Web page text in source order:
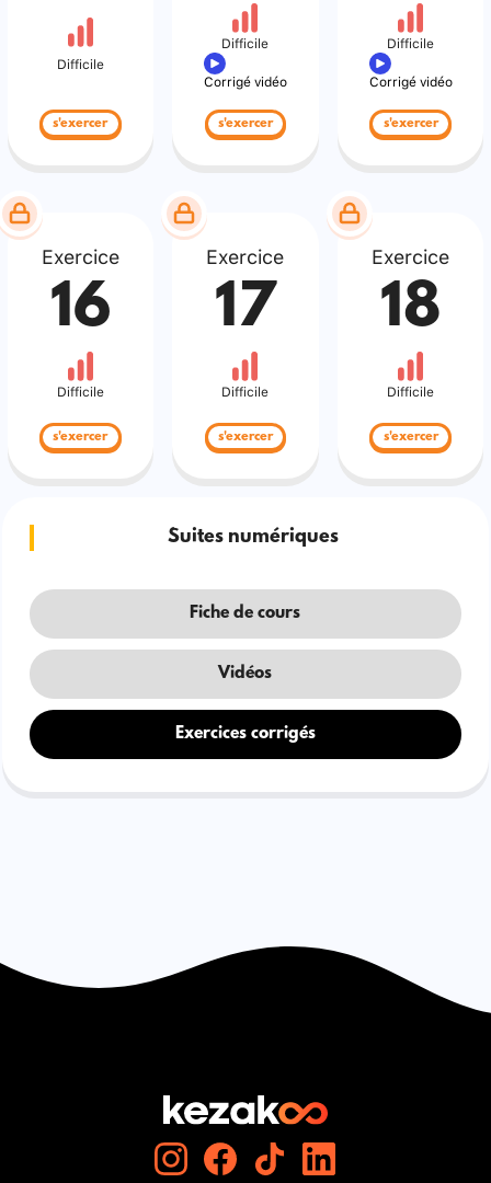
Difficile
s'exercer
Difficile
Corrigé vidéo
s'exercer
Difficile
Corrigé vidéo
s'exercer
Exercice
16
Difficile
s'exercer
Exercice
17
Difficile
s'exercer
Exercice
18
Difficile
s'exercer
Suites numériques
Fiche de cours
Vidéos
Exercices corrigés